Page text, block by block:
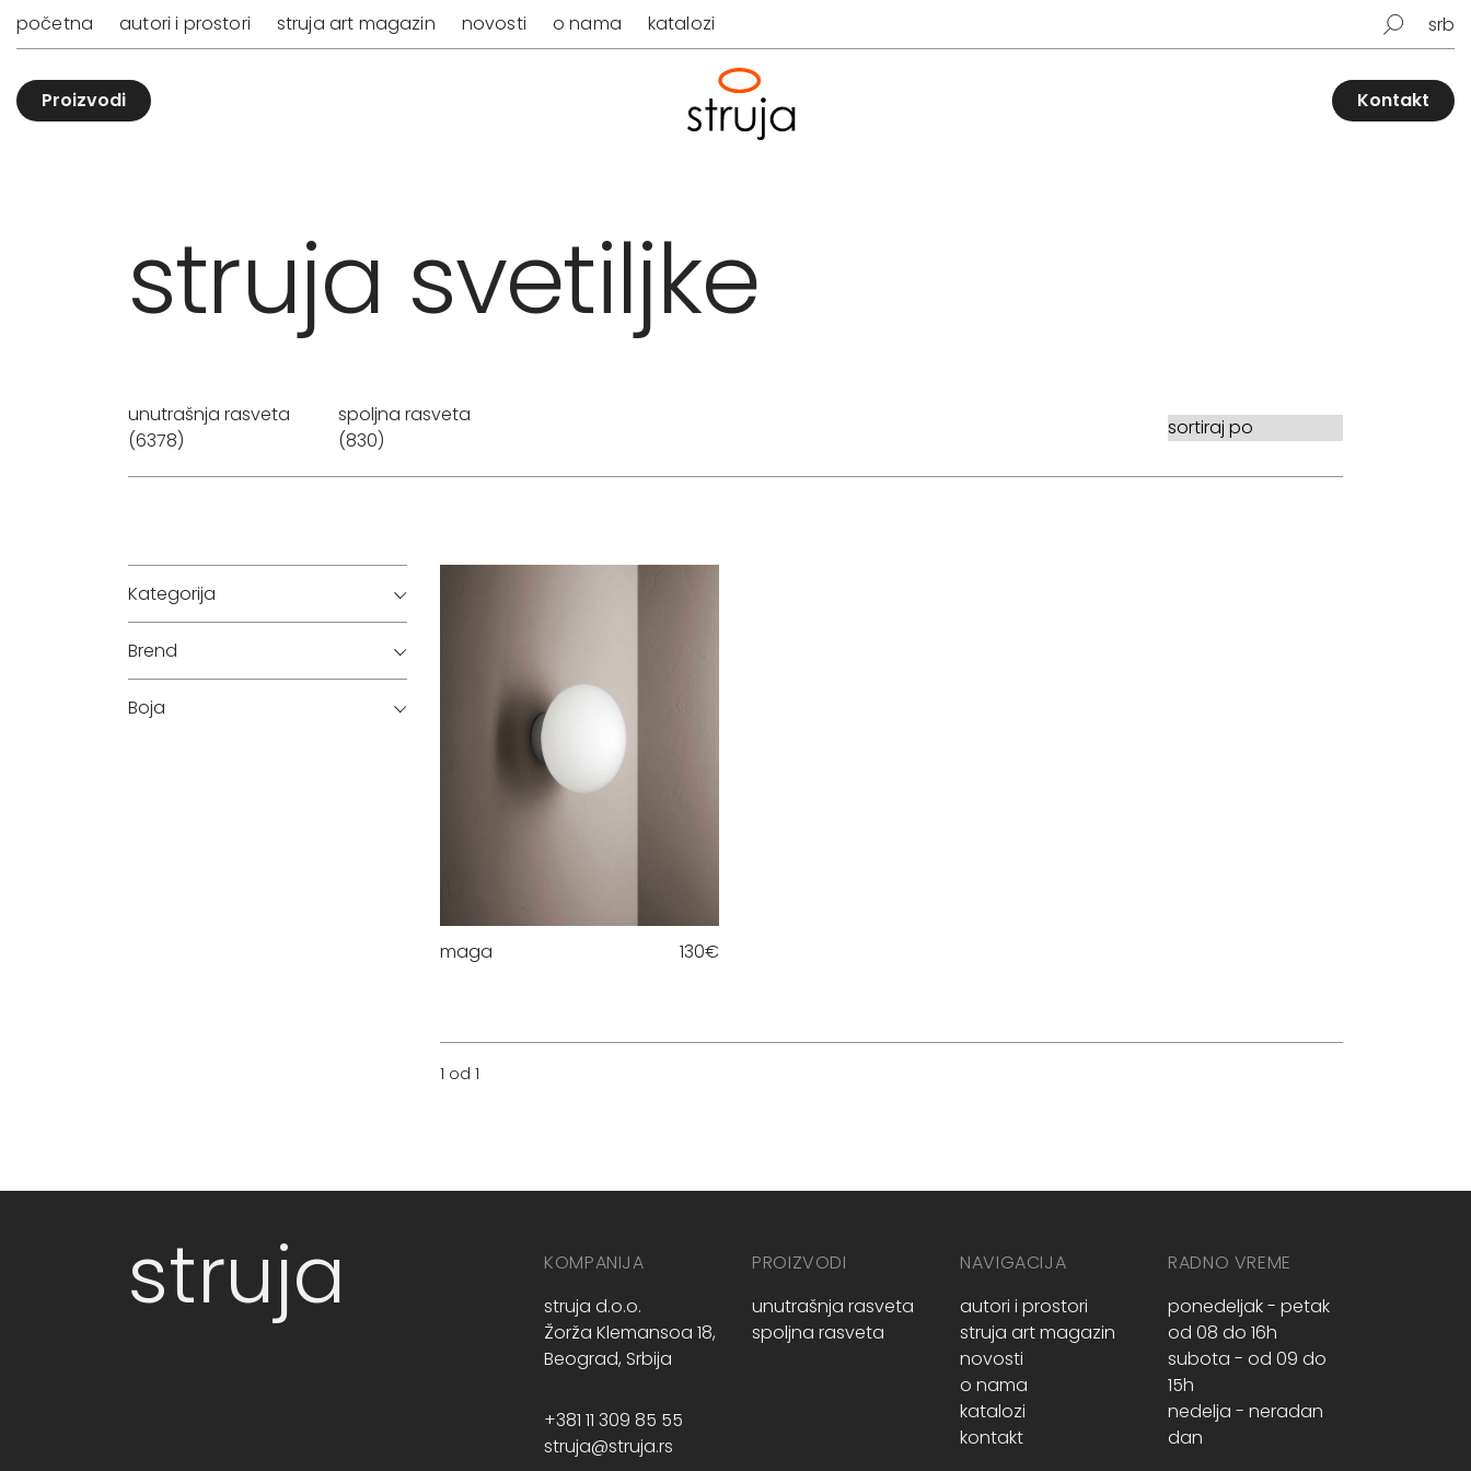
početna autori i prostori struja art magazin novosti o nama katalozi srb
Proizvodi Kontakt
struja svetiljke
unutrašnja rasveta
(6378)
spoljna rasveta
(830)
Kategorija
Brend
Boja
maga 130€
1 od 1
struja
KOMPANIJA
struja d.o.o.
Žorža Klemansoa 18,
Beograd, Srbija
+381 11 309 85 55
struja@struja.rs
PROIZVODI
unutrašnja rasveta
spoljna rasveta
NAVIGACIJA
autori i prostori
struja art magazin
novosti
o nama
katalozi
kontakt
RADNO VREME
ponedeljak - petak
od 08 do 16h
subota - od 09 do
15h
nedelja - neradan
dan